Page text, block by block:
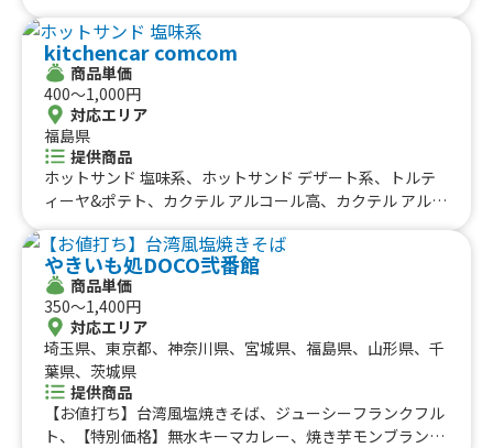
またはブルーベリーミルク、いちごミルク、飲むコーヒー
ゼリー、グルテンフリーの焼き菓子
kitchencar comcom
商品単価
400〜1,000円
対応エリア
福島県
提供商品
ホットサンド 塩味系、ホットサンド デザート系、トルテ
ィーヤ&ポテト、カクテル アルコール高、カクテル アルコ
コール低、オリジナルかき氷、かき氷、フリフリポテト
やきいも処DOCO弐番館
商品単価
350〜1,400円
対応エリア
埼玉県、東京都、神奈川県、宮城県、福島県、山形県、千
葉県、茨城県
提供商品
【お値打ち】台湾風塩焼きそば、ジューシーフランクフル
ト、【特別価格】無水キーマカレー、焼き芋モンブランの